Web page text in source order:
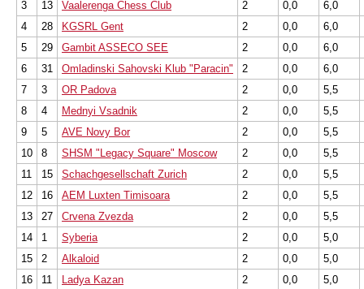
3 13 Vaalerenga Chess Club 2 0,0
6,0
4
28 KGSRL Gent 2 0,0
6,0
5
29 Gambit ASSECO SEE 2 0,0
6,0
6
31 Omladinski Sahovski Klub "Paracin" 2 0,0
6,0
7
3 OR Padova 2 0,0
5,5
8
4 Mednyi Vsadnik 2 0,0
5,5
9
5 AVE Novy Bor 2 0,0
5,5
10
8 SHSM "Legacy Square" Moscow 2 0,0
5,5
11
15 Schachgesellschaft Zurich 2 0,0
5,5
12
16 AEM Luxten Timisoara 2 0,0
5,5
13
27 Crvena Zvezda 2 0,0
5,5
14
1 Syberia 2 0,0
5,0
15
2 Alkaloid 2 0,0
5,0
16
11 Ladya Kazan 2 0,0
5,0